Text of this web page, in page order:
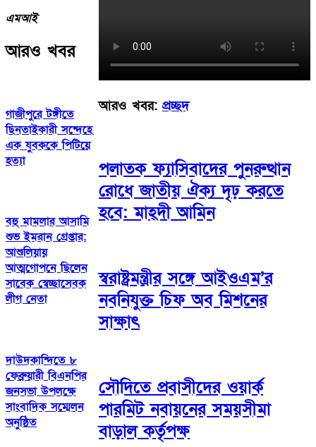
এমআই
আরও খবর
গাজীপুরে টঙ্গীতে
ছিনতাইকারী সন্দেহে
এক যুবককে পিটিয়ে
হত্যা
বহু মামলার আসামি
শুভ ইমরান গ্রেপ্তার:
আশুলিয়ায়
আত্মগোপনে ছিলেন
সাবেক স্বেচ্ছাসেবক
লীগ নেতা
দাউদকান্দিতে ৮
ফেব্রুয়ারী বিএনপির
জনসভা উপলক্ষে
সাংবাদিক সম্মেলন
অনুষ্ঠিত
আরও খবর: প্রচ্ছদ
পলাতক ফ্যাসিবাদের পুনরুত্থান
রোধে জাতীয় ঐক্য দৃঢ় করতে
হবে: মাহ্দী আমিন
স্বরাষ্ট্রমন্ত্রীর সঙ্গে আইওএম’র
নবনিযুক্ত চিফ অব মিশনের
সাক্ষাৎ
সৌদিতে প্রবাসীদের ওয়ার্ক
পারমিট নবায়নের সময়সীমা
বাড়াল কর্তৃপক্ষ